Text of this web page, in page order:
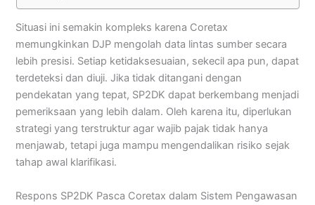
Situasi ini semakin kompleks karena Coretax
memungkinkan DJP mengolah data lintas sumber secara
lebih presisi. Setiap ketidaksesuaian, sekecil apa pun, dapat
terdeteksi dan diuji. Jika tidak ditangani dengan
pendekatan yang tepat, SP2DK dapat berkembang menjadi
pemeriksaan yang lebih dalam. Oleh karena itu, diperlukan
strategi yang terstruktur agar wajib pajak tidak hanya
menjawab, tetapi juga mampu mengendalikan risiko sejak
tahap awal klarifikasi.
Respons SP2DK Pasca Coretax dalam Sistem Pengawasan